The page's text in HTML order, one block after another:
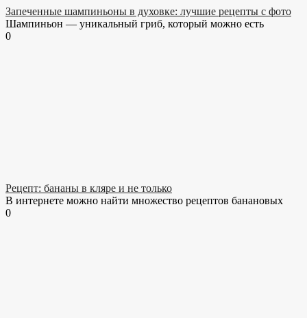
Запеченные шампиньоны в духовке: лучшие рецепты с фото
Шампиньон — уникальный гриб, который можно есть
0
Рецепт: бананы в кляре и не только
В интернете можно найти множество рецептов банановых
0